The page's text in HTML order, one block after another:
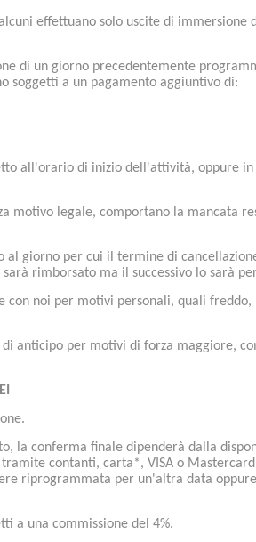
effettuano solo uscite di immersione
di un giorno precedentemente
soggetti a un pagamento aggiuntivo di:
all'orario di inizio dell'attività, oppure
legale, comportano la mancata
giorno per cui il termine di
rimborsato ma il successivo lo sarà
noi per motivi personali, quali freddo,
anticipo per motivi di forza maggiore,
la conferma finale dipenderà dalla
contanti, carta*, VISA o
riprogrammata per un'altra data
a una commissione del 4%.